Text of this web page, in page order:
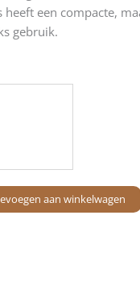
heeft een compacte,
gebruik.
aan winkelwagen